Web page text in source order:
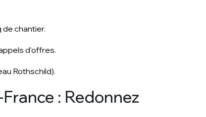
chantier.
d'offres.
Rothschild).
: Redonnez